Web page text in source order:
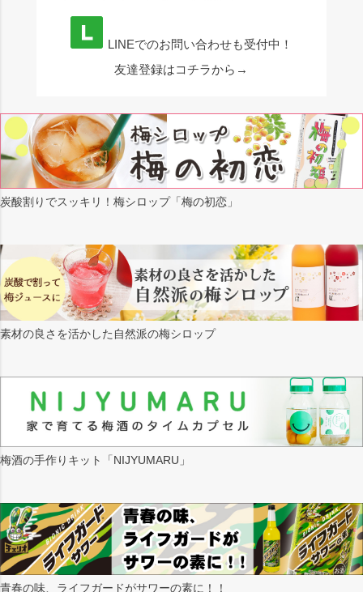
LINEでのお問い合わせも受付中！
友達登録はコチラから→
炭酸割りでスッキリ！梅シロップ「梅の初恋」
素材の良さを活かした自然派の梅シロップ
梅酒の手作りキット「NIJYUMARU」
青春の味、ライフガードがサワーの素に！！